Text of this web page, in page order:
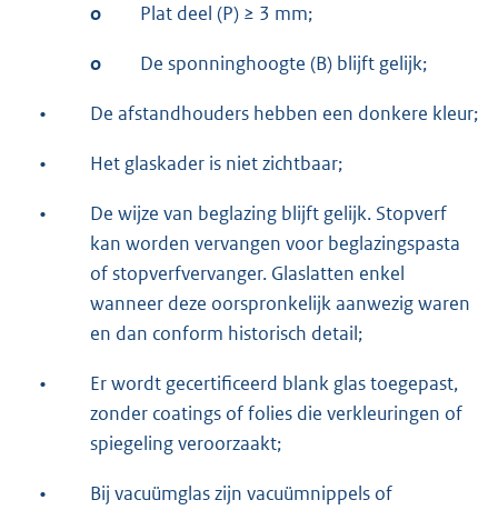
o Plat deel (P) ≥ 3 mm;
o De sponninghoogte (B) blijft gelijk;
• De afstandhouders hebben een donkere kleur;
• Het glaskader is niet zichtbaar;
•
De wijze van beglazing blijft gelijk. Stopverf
kan worden vervangen voor beglazingspasta
of stopverfvervanger. Glaslatten enkel
wanneer deze oorspronkelijk aanwezig waren
en dan conform historisch detail;
•
Er wordt gecertificeerd blank glas toegepast,
zonder coatings of folies die verkleuringen of
spiegeling veroorzaakt;
•
Bij vacuümglas zijn vacuümnippels of